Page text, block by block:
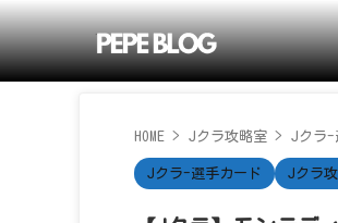
HOME > Jクラ攻略室 > Jクラ-
Jクラ-選手カード Jクラ